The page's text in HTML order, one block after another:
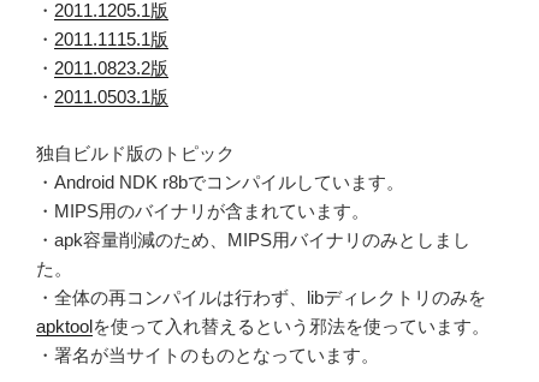
・ 2011.1205.1版
・ 2011.1115.1版
・ 2011.0823.2版
・ 2011.0503.1版
独自ビルド版のトピック
・Android NDK r8bでコンパイルしています。
・MIPS用のバイナリが含まれています。
・apk容量削減のため、MIPS用バイナリのみとしまし
た。
・全体の再コンパイルは行わず、libディレクトリのみを
apktoolを使って入れ替えるという邪法を使っています。
・署名が当サイトのものとなっています。